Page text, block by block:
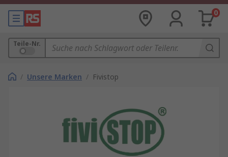
0
Teile-Nr.
/ Unsere Marken / Fivistop